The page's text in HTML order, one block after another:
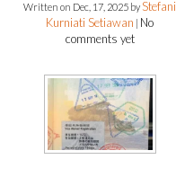
Written on Dec, 17, 2025 byStefani
Kurniati Setiawan | No
comments yet